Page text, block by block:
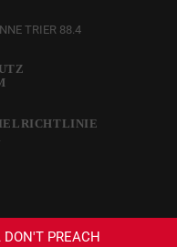
DON'T PREACH
TRIER 88.4